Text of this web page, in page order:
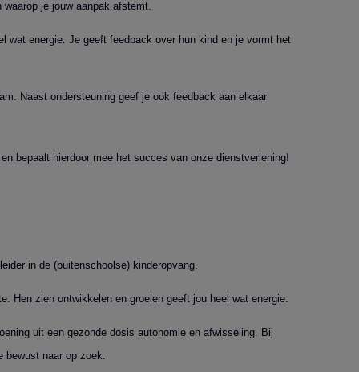
je jouw aanpak afstemt.
wat energie. Je geeft feedback over hun kind en je vormt het
Naast ondersteuning geef je ook feedback aan elkaar
bepaalt hierdoor mee het succes van onze dienstverlening!
in de (buitenschoolse) kinderopvang.
Hen zien ontwikkelen en groeien geeft jou heel wat energie.
uit een gezonde dosis autonomie en afwisseling. Bij
bewust naar op zoek.